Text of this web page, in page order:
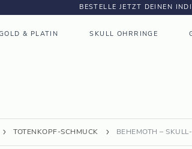
BESTELLE JETZT DEINEN
& PLATIN SKULL OHRRINGE
TOTENKOPF-SCHMUCK BEHEMOTH –